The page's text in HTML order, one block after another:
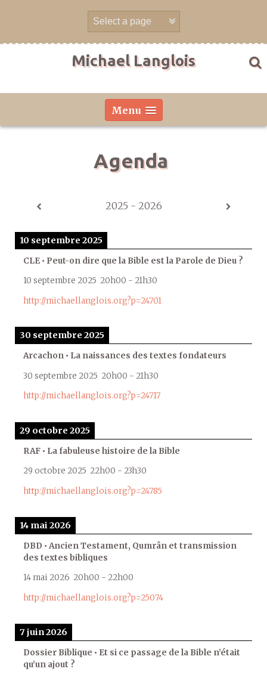
Michael Langlois
Menu
Agenda
2025 - 2026
10 septembre 2025
CLE • Peut-on dire que la Bible est la Parole de Dieu ?
10 septembre 2025 20h00 - 21h30
http://michaellanglois.org?p=24701
30 septembre 2025
Arcachon • La naissances des textes fondateurs
30 septembre 2025 20h00 - 21h30
http://michaellanglois.org?p=24717
29 octobre 2025
RAF • La fabuleuse histoire de la Bible
29 octobre 2025 22h00 - 23h30
http://michaellanglois.org?p=24785
14 mai 2026
DBD • Ancien Testament, Qumrân et transmission
des textes bibliques
14 mai 2026 20h00 - 22h00
http://michaellanglois.org?p=25074
7 juin 2026
Dossier Biblique • Et si ce passage de la Bible n’était
qu’un ajout ?